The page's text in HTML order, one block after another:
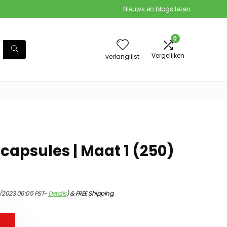
Nieuws en blogs lezen
verlanglijst
0
Vergelijken
| Maat 1 (250)
06:05 PST-Details)&FREE Shipping.